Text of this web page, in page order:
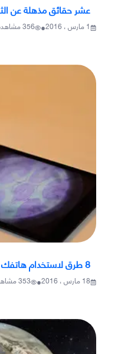
عشر حقائق مذهلة عن
1 مارس ، 2016 •
356
8 طرق لاستخدام هاتفك الذكي كجهاز قياس علمي
18 مارس ، 2016 •
353